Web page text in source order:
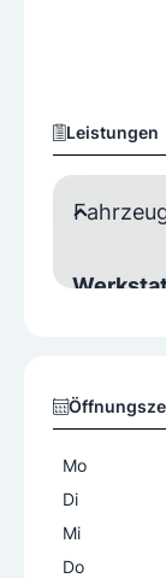
Leistungen
Mo
Di
Mi
Do